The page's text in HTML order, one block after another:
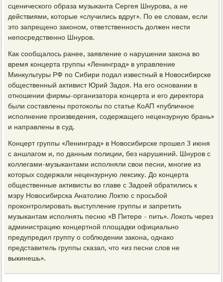
сценического образа музыканта Сергея Шнурова, а не
действиями, которые «случились вдруг». По ее словам, если
это запрещено законом, ответственность должен нести
непосредственно Шнуров.
Как сообщалось ранее, заявление о нарушении закона во
время концерта группы «Ленинград» в управление
Минкультуры РФ по Сибири подал известный в Новосибирске
общественный активист Юрий Задоя. На его основании в
отношении фирмы-организатора концерта и его директора
были составлены протоколы по статье КоАП «публичное
исполнение произведения, содержащего нецензурную брань»
и направлены в суд.
Концерт группы «Ленинград» в Новосибирске прошел 3 июня
с аншлагом и, по данным полиции, без нарушений. Шнуров с
коллегами-музыкантами исполняли свои песни, многие из
которых содержали нецензурную лексику. До концерта
общественные активисты во главе с Задоей обратились к
мэру Новосибирска Анатолию Локтю с просьбой
проконтролировать выступление группы и запретить
музыкантам исполнять песню «В Питере - пить». Локоть через
администрацию концертной площадки официально
предупредил группу о соблюдении закона, однако
представитель группы сказал, что «из песни слов не
выкинешь».